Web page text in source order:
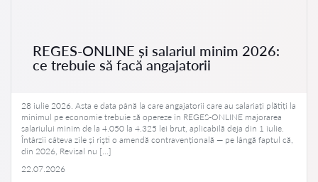
REGES-ONLINE și salariul minim 2026:
ce trebuie să facă angajatorii
28 iulie 2026. Asta e data până la care angajatorii care au salariați plătiți la
minimul pe economie trebuie să opereze în REGES-ONLINE majorarea
salariului minim de la 4.050 la 4.325 lei brut, aplicabilă deja din 1 iulie.
Întârzii câteva zile și rişti o amendă contravențională — pe lângă faptul că,
din 2026, Revisal nu […]
22.07.2026